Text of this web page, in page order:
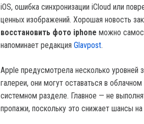
iOS, ошибка синхронизации iCloud или
ценных изображений. Хорошая новость
восстановить фото iphone можно
напоминает редакция Glavpost.
Apple предусмотрела несколько
галереи, они могут оставаться в
системном разделе. Главное — не
пропажи, поскольку это снижает шансы